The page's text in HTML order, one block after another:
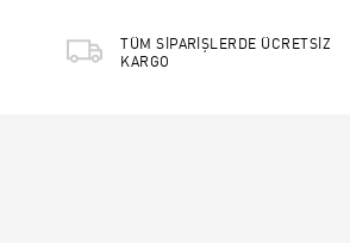
TÜM SİPARİŞLERDE ÜCRETSİZ
KARGO